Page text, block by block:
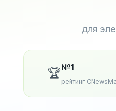
для
🏆№1
рейтинг